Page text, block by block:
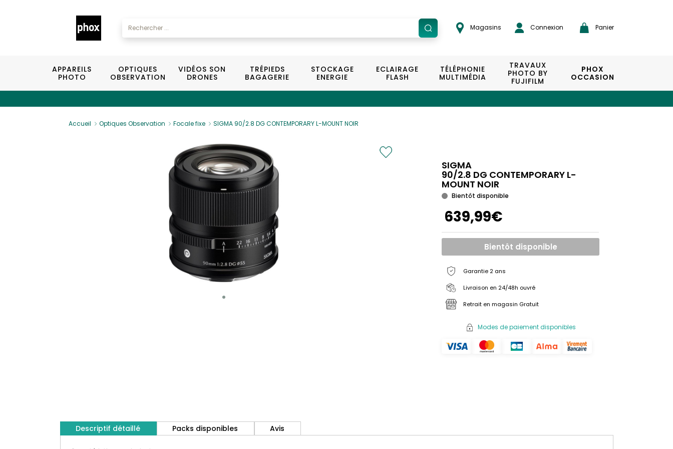
Magasins Connexion Panier
APPAREILS
PHOTO
OPTIQUES
OBSERVATION
VIDÉOS SON
DRONES
TRÉPIEDS
BAGAGERIE
STOCKAGE
ENERGIE
ECLAIRAGE
FLASH
TÉLÉPHONIE
MULTIMÉDIA
TRAVAUX
PHOTO BY
FUJIFILM
PHOX
OCCASION
Accueil Optiques Observation Focale fixe SIGMA 90/2.8 DG CONTEMPORARY L-MOUNT NOIR
SIGMA
90/2.8 DG CONTEMPORARY L-
MOUNT NOIR
Bientôt disponible
639,99€
Bientôt disponible
Garantie 2 ans
Livraison en 24/48h ouvré
Retrait en magasin Gratuit
Modes de paiement disponibles
Descriptif détaillé Packs disponibles Avis